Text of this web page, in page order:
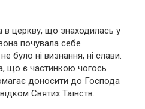
в церкву, що знаходилась у
почувала себе
було ні визнання, ні слави.
що є частинкою чогось
доносити до Господа
Святих Таїнств.